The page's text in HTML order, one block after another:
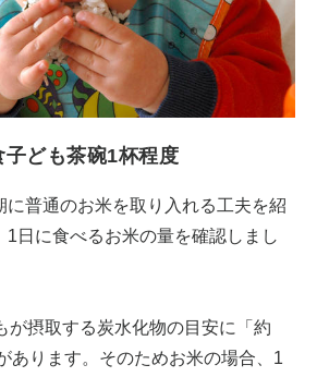
ども茶碗1杯程度
に普通のお米を取り入れる工夫を紹
1日に食べるお米の量を確認しまし
が摂取する炭水化物の目安に「約
あります。そのためお米の場合、1